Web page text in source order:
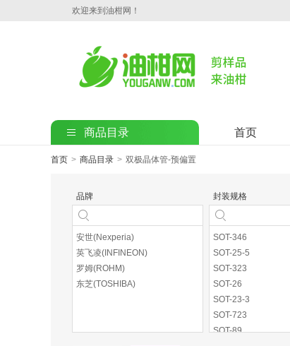
欢迎来到油柑网！
商品目录 首页
首页 > 商品目录 > 双极晶体管-预偏置
品牌
安世(Nexperia)
英飞凌(INFINEON)
罗姆(ROHM)
东芝(TOSHIBA)
封装规格
SOT-346
SOT-25-5
SOT-323
SOT-26
SOT-23-3
SOT-723
SOT-89